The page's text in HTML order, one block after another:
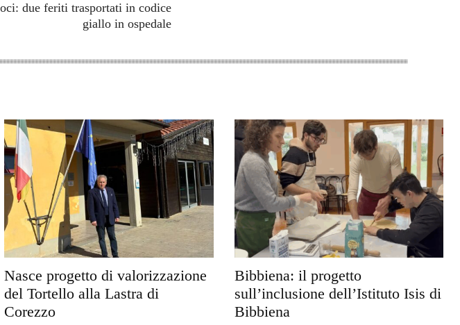
due feriti trasportati in codice
giallo in ospedale
Nasce progetto di valorizzazione
del Tortello alla Lastra di
Corezzo
Bibbiena: il progetto
sull’inclusione dell’Istituto Isis di
Bibbiena